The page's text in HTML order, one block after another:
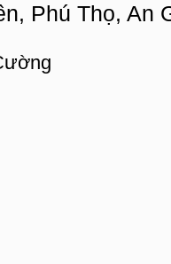
Phú Thọ, An